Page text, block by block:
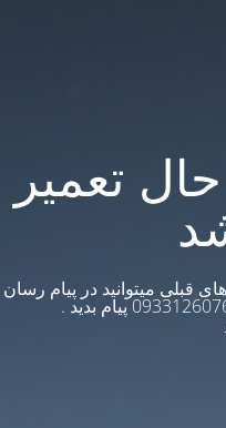
تعمیر
قبلی میتوانید در پیام رسان